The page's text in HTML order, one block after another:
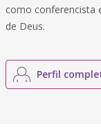
como conferencista
de Deus.
Perfil